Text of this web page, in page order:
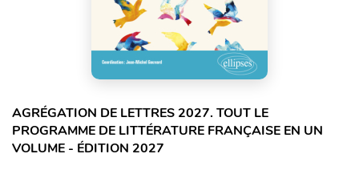
AGRÉGATION DE LETTRES 2027. TOUT LE
PROGRAMME DE LITTÉRATURE FRANÇAISE EN UN
VOLUME - ÉDITION 2027